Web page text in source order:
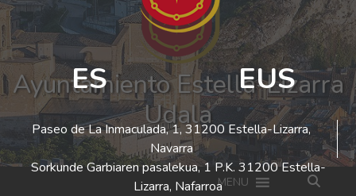
ES EUS
Paseo de La Inmaculada, 1, 31200 Estella-Lizarra,
Navarra
Sorkunde Garbiaren pasalekua, 1 P.K. 31200 Estella-
Lizarra, Nafarroa
Ayuntamiento Estella-Lizarra
Udala
MENU